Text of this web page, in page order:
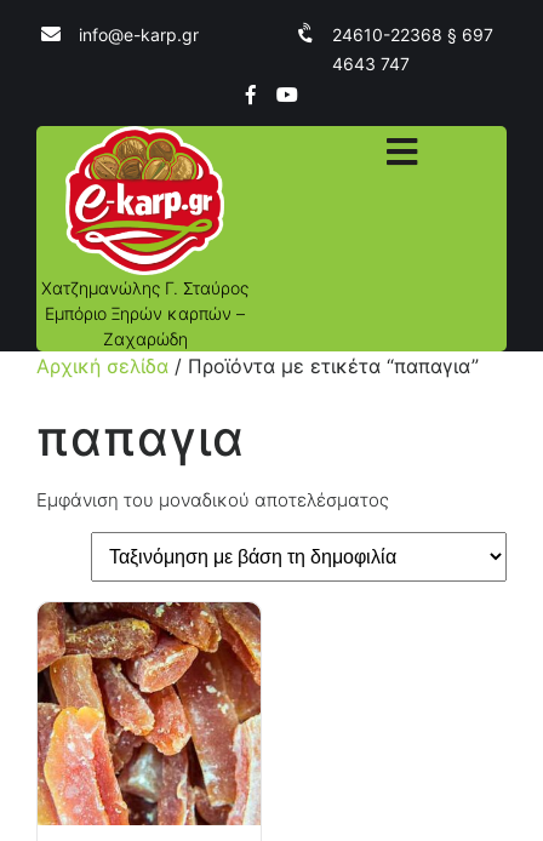
info@e-karp.gr
24610-22368 § 697
4643 747
Χατζημανώλης Γ. Σταύρος
Εμπόριο Ξηρών καρπών –
Ζαχαρώδη
Αρχική σελίδα / Προϊόντα με ετικέτα “παπαγια”
παπαγια
Εμφάνιση του μοναδικού αποτελέσματος